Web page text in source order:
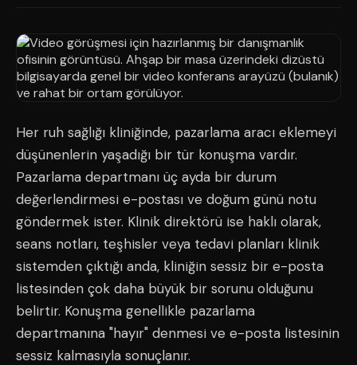
Her ruh sağlığı kliniğinde, pazarlama aracı eklemeyi
düşünenlerin yaşadığı bir tür konuşma vardır.
Pazarlama departmanı üç ayda bir durum
değerlendirmesi e-postası ve doğum günü notu
göndermek ister. Klinik direktörü ise haklı olarak,
seans notları, teşhisler veya tedavi planları klinik
sistemden çıktığı anda, kliniğin sessiz bir e-posta
listesinden çok daha büyük bir sorunu olduğunu
belirtir. Konuşma genellikle pazarlama
departmanına "hayır" denmesi ve e-posta listesinin
sessiz kalmasıyla sonuçlanır.